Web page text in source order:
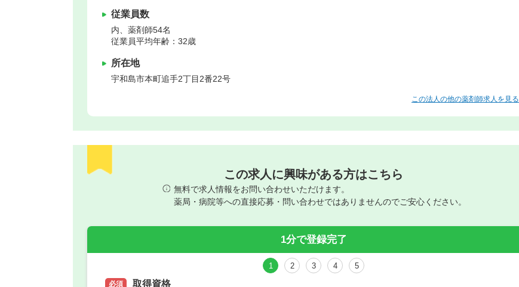
従業員数
内、薬剤師54名
従業員平均年齢：32歳
所在地
宇和島市本町追手2丁目2番22号
この法人の他の薬剤師求人を見る
この求人に興味がある方はこちら
無料で求人情報をお問い合わせいただけます。
薬局・病院等への直接応募・問い合わせではありませんのでご安心ください。
1分で登録完了
1 2 3 4 5
必須 取得資格